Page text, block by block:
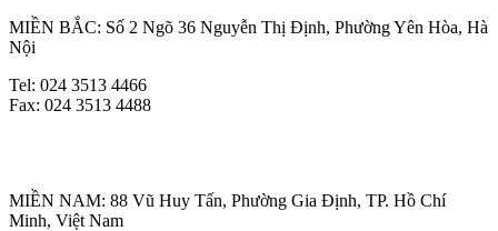
MIỀN BẮC: Số 2 Ngõ 36 Nguyễn Thị Định, Phường Yên Hòa, Hà
Nội
Tel: 024 3513 4466
Fax: 024 3513 4488
MIỀN NAM: 88 Vũ Huy Tấn, Phường Gia Định, TP. Hồ Chí
Minh, Việt Nam